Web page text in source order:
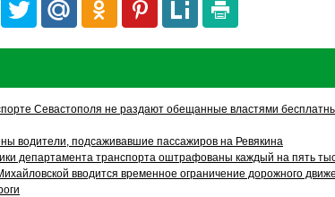
Севастополя не раздают обещанные властями
водители, подсаживавшие пассажиров на Ревякина
департамента транспорта оштрафованы каждый на пять
вводится временное ограничение дорожного